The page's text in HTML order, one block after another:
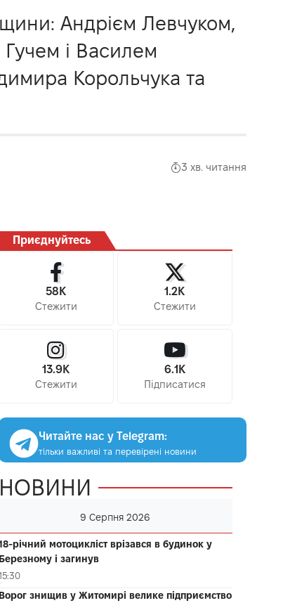
Андрієм Левчуком,
і Василем
Корольчука та
3 хв. читання
Приєднуйтесь
58K
Стежити
1.2K
Стежити
13.9K
Стежити
6.1K
Підписатися
Читайте нас у Telegram:
тільки важливі та перевірені новини
НОВИНИ
9 Серпня 2026
річний мотоцикліст врізався в будинок у
Березному і загинув
Ворог знищив у Житомирі велике підприємство